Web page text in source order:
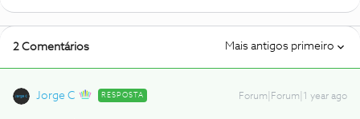
2 Comentários Mais antigos primeiro
Jorge C RESPOSTA Forum|Forum|1 year ago